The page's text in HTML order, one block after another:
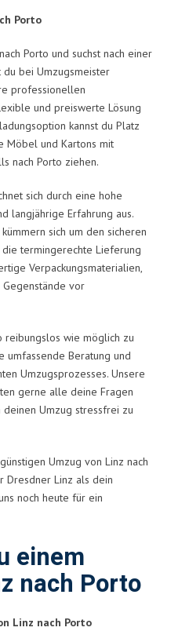
Porto
Porto und suchst nach einer
du bei Umzugsmeister
professionellen
und preiswerte Lösung
kannst du Platz
Möbel und Kartons mit
nach Porto ziehen.
sich durch eine hohe
langjährige Erfahrung aus.
sich um den sicheren
termingerechte Lieferung
Verpackungsmaterialien,
vor
reibungslos wie möglich zu
umfassende Beratung und
Umzugsprozesses. Unsere
gerne alle deine Fragen
Umzug stressfrei zu
Umzug von Linz nach
Dresdner Linz als dein
noch heute für ein
einem
nach Porto
Linz nach Porto